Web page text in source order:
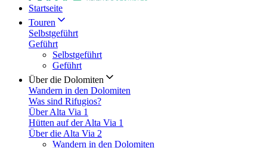
Startseite
Touren
Selbstgeführt
Geführt
Selbstgeführt
Geführt
Über die Dolomiten
Wandern in den Dolomiten
Was sind Rifugios?
Über Alta Via 1
Hütten auf der Alta Via 1
Über die Alta Via 2
Wandern in den Dolomiten